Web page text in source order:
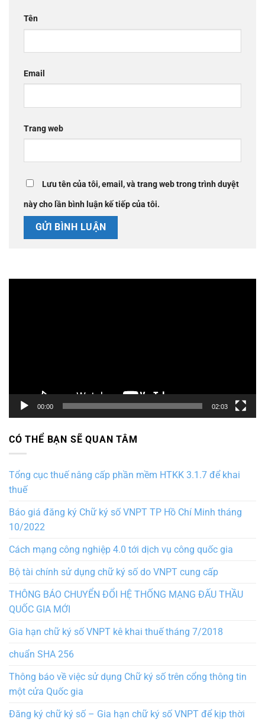
Tên
Email
Trang web
Lưu tên của tôi, email, và trang web trong trình duyệt
này cho lần bình luận kế tiếp của tôi.
00:00 02:03
CÓ THỂ BẠN SẼ QUAN TÂM
Tổng cục thuế nâng cấp phần mềm HTKK 3.1.7 để khai
thuế
Báo giá đăng ký Chữ ký số VNPT TP Hồ Chí Minh tháng
10/2022
Cách mạng công nghiệp 4.0 tới dịch vụ công quốc gia
Bộ tài chính sử dụng chữ ký số do VNPT cung cấp
THÔNG BÁO CHUYỂN ĐỔI HỆ THỐNG MẠNG ĐẤU THẦU
QUỐC GIA MỚI
Gia hạn chữ ký số VNPT kê khai thuế tháng 7/2018
chuẩn SHA 256
Thông báo về việc sử dụng Chữ ký số trên cổng thông tin
một cửa Quốc gia
Đăng ký chữ ký số – Gia hạn chữ ký số VNPT để kịp thời